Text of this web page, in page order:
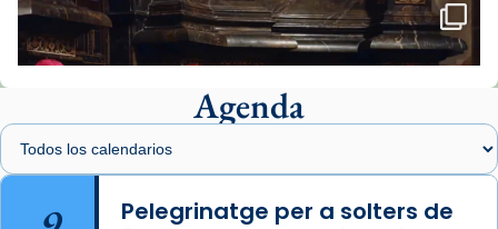
🔗tinyurl.com/cvu5jmbk
📸 J. Merino
de Barcelona.
Agenda
Pelegrinatge per a solters de